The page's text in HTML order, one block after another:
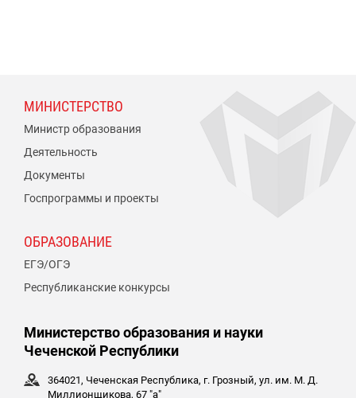
МИНИСТЕРСТВО
Министр образования
Деятельность
Документы
Госпрограммы и проекты
ОБРАЗОВАНИЕ
ЕГЭ/ОГЭ
Республиканские конкурсы
Министерство образования и науки
Чеченской Республики
364021, Чеченская Республика, г. Грозный, ул. им. М. Д.
Миллионщикова, 67 "а"